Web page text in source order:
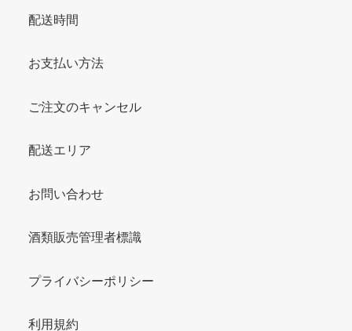
配送時間
お支払い方法
ご注文のキャンセル
配送エリア
お問い合わせ
酒類販売管理者標識
プライバシーポリシー
利用規約